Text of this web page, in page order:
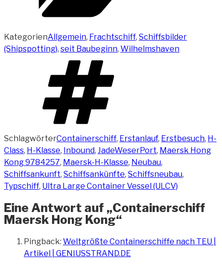
KategorienAllgemein, Frachtschiff, Schiffsbilder
(Shipspotting), seit Baubeginn, Wilhelmshaven
SchlagwörterContainerschiff, Erstanlauf, Erstbesuch, H-
Class, H-Klasse, Inbound, JadeWeserPort, Maersk Hong
Kong 9784257, Maersk-H-Klasse, Neubau,
Schiffsankunft, Schiffsankünfte, Schiffsneubau,
Typschiff, Ultra Large Container Vessel (ULCV)
Eine Antwort auf „Containerschiff
Maersk Hong Kong“
Pingback: Weltgrößte Containerschiffe nach TEU |
Artikel | GENIUSSTRAND.DE